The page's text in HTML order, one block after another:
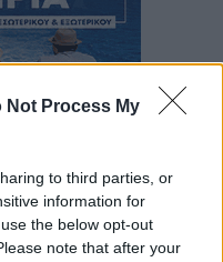
Not Process My
to third parties, or
information for
the below opt-out
note that after your